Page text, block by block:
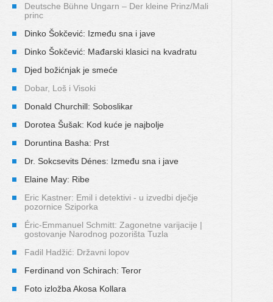
Deutsche Bühne Ungarn – Der kleine Prinz/Mali
princ
Dinko Šokčević: Između sna i jave
Dinko Šokčević: Mađarski klasici na kvadratu
Djed božićnjak je smeće
Dobar, Loš i Visoki
Donald Churchill: Soboslikar
Dorotea Šušak: Kod kuće je najbolje
Doruntina Basha: Prst
Dr. Sokcsevits Dénes: Između sna i jave
Elaine May: Ribe
Eric Kastner: Emil i detektivi - u izvedbi dječje
pozornice Sziporka
Éric-Emmanuel Schmitt: Zagonetne varijacije |
gostovanje Narodnog pozorišta Tuzla
Fadil Hadžić: Državni lopov
Ferdinand von Schirach: Teror
Foto izložba Akosa Kollara